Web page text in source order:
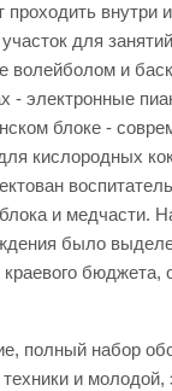
проходить внутри
для
волейболом и
- электронные
блоке -
кислородных
и медчасти.
было
бюджета,
полный набор
и молодой,